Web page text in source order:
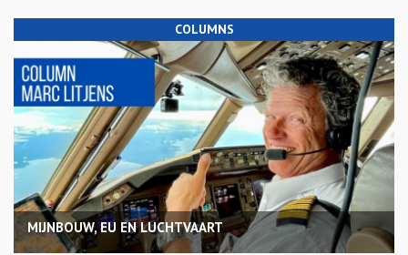
COLUMNS
MIJNBOUW, EU EN LUCHTVAART